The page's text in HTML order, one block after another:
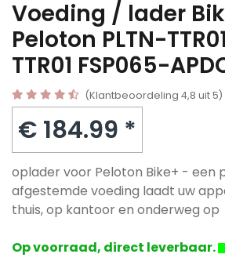
Voeding / lader
Peloton PLTN-
TTR01 FSP065-
(Klantbeoordeling 4,8 uit 5)
€ 184.99 *
oplader voor Peloton Bike+ - een
afgestemde voeding laadt uw
thuis, op kantoor en onderweg op
Op voorraad, direct leverbaar.